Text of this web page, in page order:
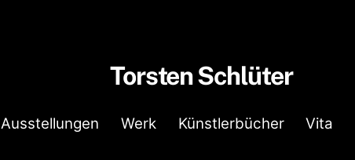
Torsten Schlüter
Ausstellungen Werk Künstlerbücher Vita